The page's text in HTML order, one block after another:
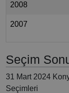
2008
2007
Seçim
31 Mart 2024
Seçimleri